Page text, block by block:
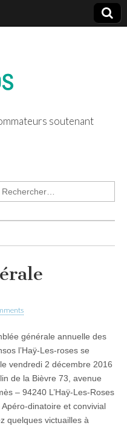
soutenant
Rechercher :
générale annuelle des
l’Haÿ-Les-roses se
vendredi 2 décembre 2016
de la Bièvre 73, avenue
– 94240 L’Haÿ-Les-Roses
dinatoire et convivial
quelques victuailles à